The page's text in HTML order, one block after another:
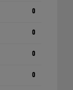
0
0
0
0